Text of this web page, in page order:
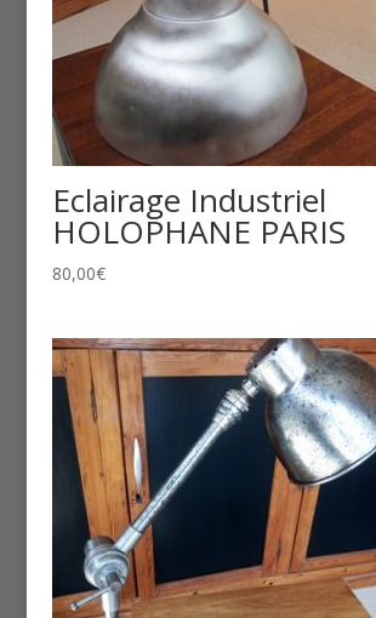
Eclairage Industriel
HOLOPHANE PARIS
80,00€